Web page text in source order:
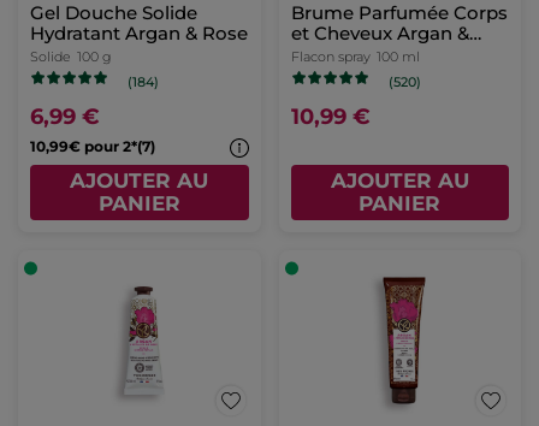
Gel Douche Solide
Hydratant Argan & Rose
Solide 100 g
(184)
6,99 €
10,99€ pour 2*(7)
AJOUTER AU
PANIER
Brume Parfumée Corps
et Cheveux Argan &
Pétales de Rose
Flacon spray 100 ml
(520)
10,99 €
AJOUTER AU
PANIER